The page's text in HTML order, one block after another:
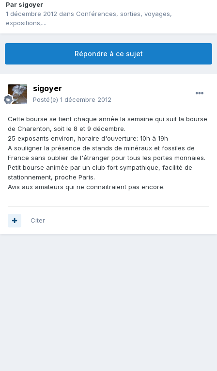
Par sigoyer
1 décembre 2012 dans Conférences, sorties, voyages,
expositions,...
Répondre à ce sujet
sigoyer
Posté(e) 1 décembre 2012
Cette bourse se tient chaque année la semaine qui suit la bourse
de Charenton, soit le 8 et 9 décembre.
25 exposants environ, horaire d'ouverture: 10h à 19h
A souligner la présence de stands de minéraux et fossiles de
France sans oublier de l'étranger pour tous les portes monnaies.
Petit bourse animée par un club fort sympathique, facilité de
stationnement, proche Paris.
Avis aux amateurs qui ne connaitraient pas encore.
Citer